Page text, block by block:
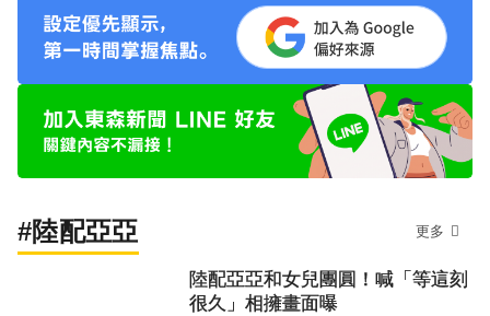
#陸配亞亞 更多
陸配亞亞和女兒團圓！喊「等這刻
很久」相擁畫面曝